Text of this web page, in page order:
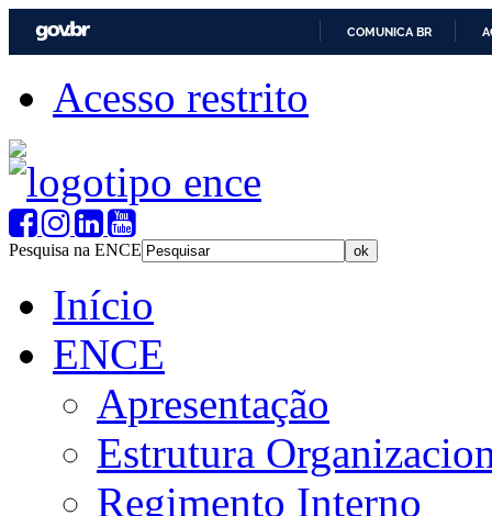
COMUNICA BR
Acesso restrito
Pesquisa na ENCE
Início
ENCE
Apresentação
Estrutura
Regimento Interno